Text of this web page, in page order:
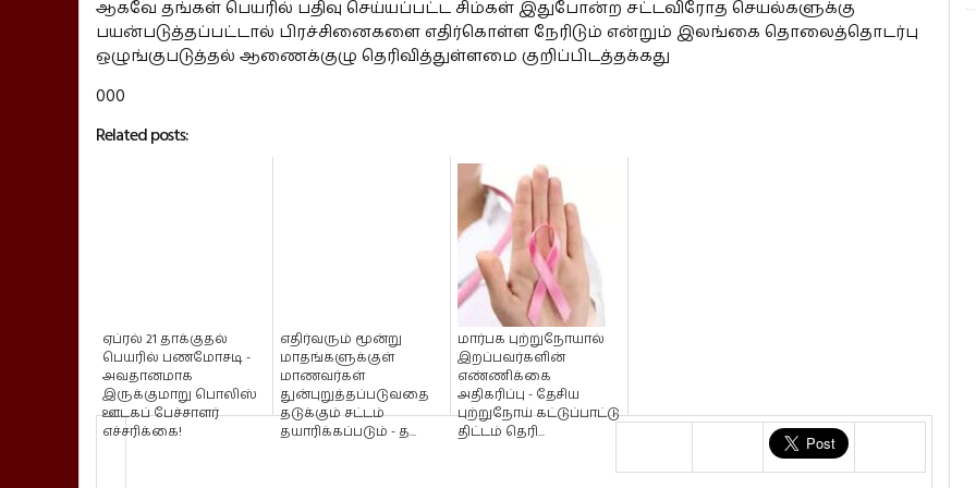
ஆகவே தங்கள் பெயரில் பதிவு செய்யப்பட்ட சிம்கள் இதுபோன்ற சட்டவிரோத செயல்களுக்கு
பயன்படுத்தப்பட்டால் பிரச்சினைகளை எதிர்கொள்ள நேரிடும் என்றும் இலங்கை தொலைத்தொடர்பு
ஒழுங்குபடுத்தல் ஆணைக்குழு தெரிவித்துள்ளமை குறிப்பிடத்தக்கது
000
Related posts:
ஏப்ரல் 21 தாக்குதல்
பெயரில் பணமோசடி -
அவதானமாக
இருக்குமாறு பொலிஸ்
ஊடகப் பேச்சாளர்
எச்சரிக்கை!
எதிர்வரும் மூன்று
மாதங்களுக்குள்
மாணவர்கள்
துன்புறுத்தப்படுவதை
தடுக்கும் சட்டம்
தயாரிக்கப்படும் - த...
மார்பக புற்றுநோயால்
இறப்பவர்களின்
எண்ணிக்கை
அதிகரிப்பு - தேசிய
புற்றுநோய் கட்டுப்பாட்டு
திட்டம் தெரி...